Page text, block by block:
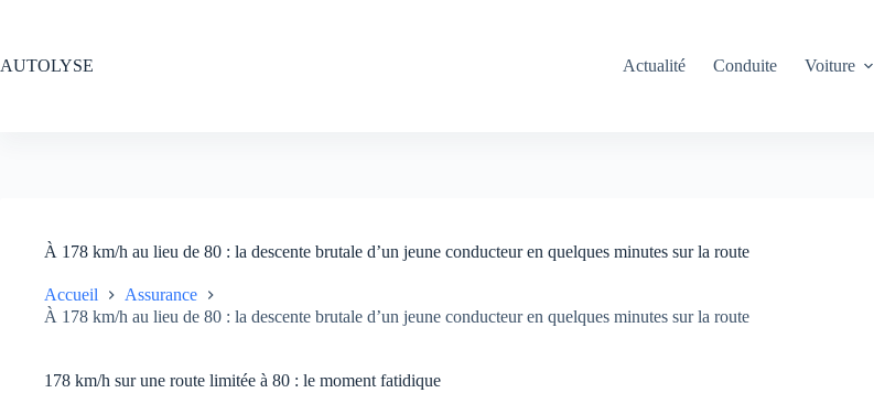
AUTOLYSE
Actualité Conduite Voiture
À 178 km/h au lieu de 80 : la descente brutale d’un jeune conducteur en quelques minutes sur la route
Accueil
Assurance
À 178 km/h au lieu de 80 : la descente brutale d’un jeune conducteur en quelques minutes sur la route
178 km/h sur une route limitée à 80 : le moment fatidique